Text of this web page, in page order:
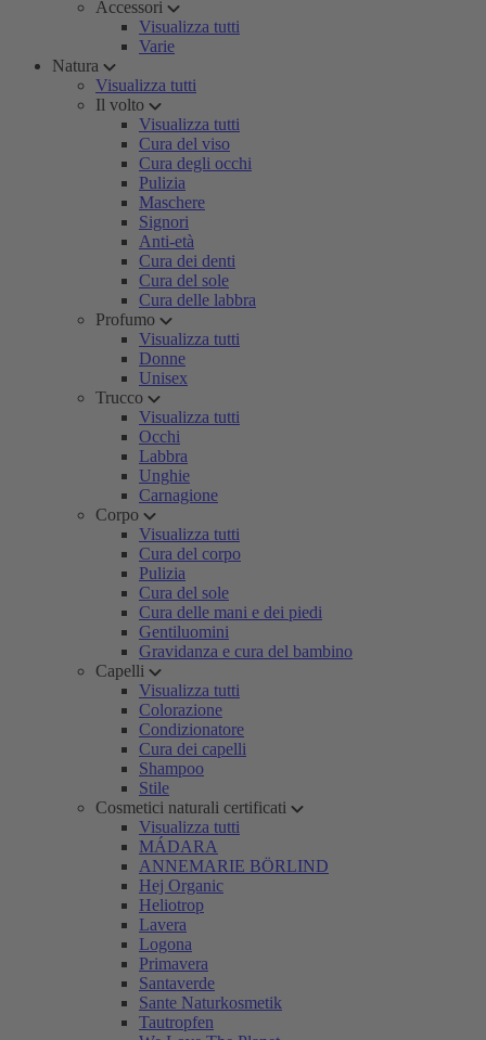
Accessori
Visualizza tutti
Varie
Natura
Visualizza tutti
Il volto
Visualizza tutti
Cura del viso
Cura degli occhi
Pulizia
Maschere
Signori
Anti-età
Cura dei denti
Cura del sole
Cura delle labbra
Profumo
Visualizza tutti
Donne
Unisex
Trucco
Visualizza tutti
Occhi
Labbra
Unghie
Carnagione
Corpo
Visualizza tutti
Cura del corpo
Pulizia
Cura del sole
Cura delle mani e dei piedi
Gentiluomini
Gravidanza e cura del bambino
Capelli
Visualizza tutti
Colorazione
Condizionatore
Cura dei capelli
Shampoo
Stile
Cosmetici naturali certificati
Visualizza tutti
MÁDARA
ANNEMARIE BÖRLIND
Hej Organic
Heliotrop
Lavera
Logona
Primavera
Santaverde
Sante Naturkosmetik
Tautropfen